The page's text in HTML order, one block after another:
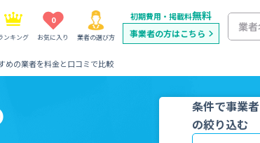
ンキング
0
お気に入り 業者の選び方
初期費用・掲載料無料
事業者の方はこちら
めの業者を料金と口コミで比較
条件で事業者
の絞り込む